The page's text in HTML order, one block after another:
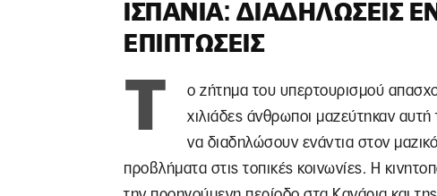
ΙΣΠΑΝΊΑ: ΔΙΑΔΗΛΏΣΕΙΣ
ΕΠΙΠΤΏΣΕΙΣ
Τ
ο ζήτημα του υπερτουρισμού
χιλιάδες άνθρωποι μαζεύτηκαν
να διαδηλώσουν ενάντια στον
προβλήματα στις τοπικές κοινωνίες. Η